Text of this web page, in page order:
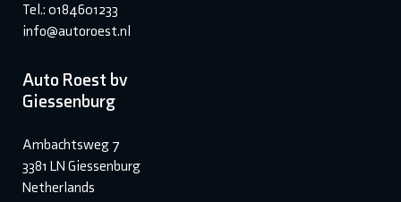
Tel.: 0184601233
info@autoroest.nl
Auto Roest bv
Giessenburg
Ambachtsweg 7
3381 LN Giessenburg
Netherlands